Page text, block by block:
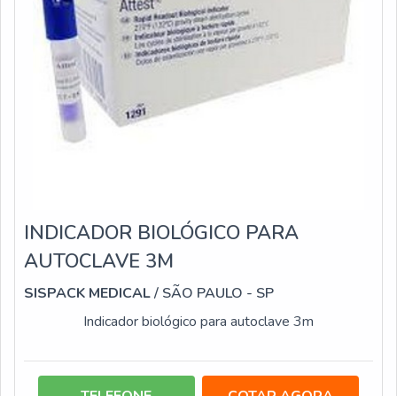
INDICADOR BIOLÓGICO PARA
AUTOCLAVE 3M
SISPACK MEDICAL/ SÃO PAULO - SP
Indicador biológico para autoclave 3m